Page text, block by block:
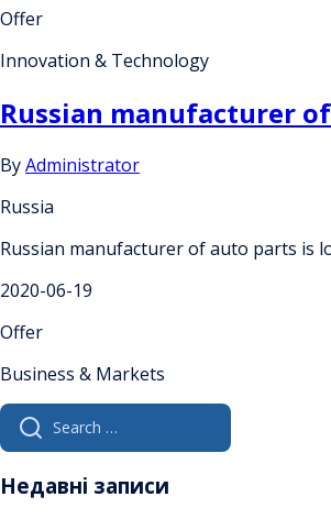
Offer
Innovation & Technology
Russian manufacturer
ByAdministrator
Russia
Russian manufacturer of auto parts is
2020-06-19
Offer
Business & Markets
Search
for:
Недавні записи